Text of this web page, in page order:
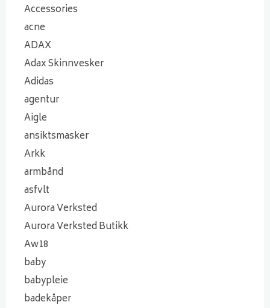
Accessories
acne
ADAX
Adax Skinnvesker
Adidas
agentur
Aigle
ansiktsmasker
Arkk
armbånd
asfvlt
Aurora Verksted
Aurora Verksted Butikk
Aw18
baby
babypleie
badekåper